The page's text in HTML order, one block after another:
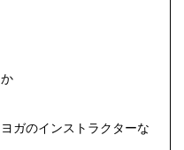
ガのインストラクターな